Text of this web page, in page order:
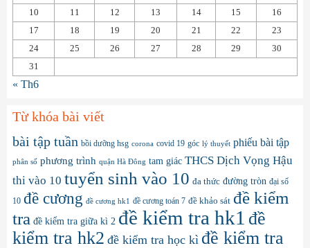
10
11 12 13 14 15
16
17
18 19 20 21 22
23
24
25 26 27 28 29
30
31
« Th6
Từ khóa bài viết
bài tập tuần bồi dưỡng hsg corona covid 19 góc lý thuyết phiếu bài tập
phân số phương trình quận Hà Đông tam giác THCS Dịch Vọng Hậu
thi vào 10 tuyển sinh vào 10 đa thức đường tròn đại số
10 đề cương đề cương hk1 đề cương toán 7 đề khảo sát đề kiểm
tra đề kiểm tra giữa kì 2 đề kiểm tra hk1 đề
kiểm tra hk2 đề kiểm tra học kì đề kiểm tra